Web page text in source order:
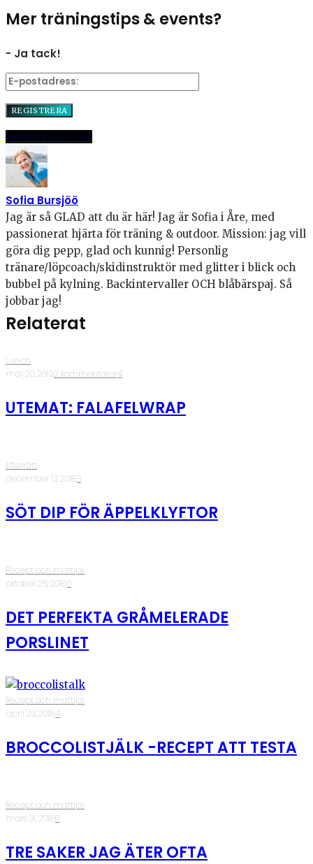
Mer träningstips & events?
- Ja tack!
DelaPinnaE-post
Sofia Bursjöö
Jag är så GLAD att du är här! Jag är Sofia i Åre, med
passionerat hjärta för träning & outdoor. Mission: jag vill
göra dig pepp, glad och kunnig! Personlig
tränare/löpcoach/skidinstruktör med glitter i blick och
bubbel på kylning. Backintervaller OCH blåbärspaj. Så
jobbar jag!
Relaterat
Lunch
·maj 20, 2019·2 kommentarer·4
UTEMAT: FALAFELWRAP
Efterrätt
·december 13, 2018·3
SÖT DIP FÖR ÄPPELKLYFTOR
Recept och mattips
·oktober 25, 2018·0
DET PERFEKTA GRÅMELERADE
PORSLINET
Recept och mattips
·april 23, 2018·4
BROCCOLISTJÄLK -RECEPT ATT TESTA
Recept och mattips
·mars 31, 2018·0
TRE SAKER JAG ÄTER OFTA